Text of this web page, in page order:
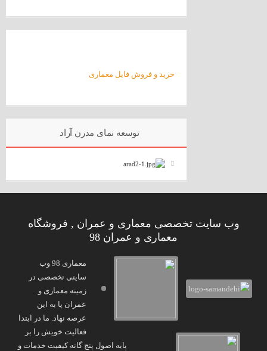
خرید و فروش فایل معماری
توسعه نمای مدرن آراد
وب سایت تخصصی معماری و عمران , فروشگاه
معماری و عمران 98
معماری 98 وب
سایتی تخصصی در
زمینه معماری و
عمران پا به این
عرصه نهاد. ما در ابتدا
فعالیت خویش را بر
پایه اصول پنج گانه کیفیت خدمات و